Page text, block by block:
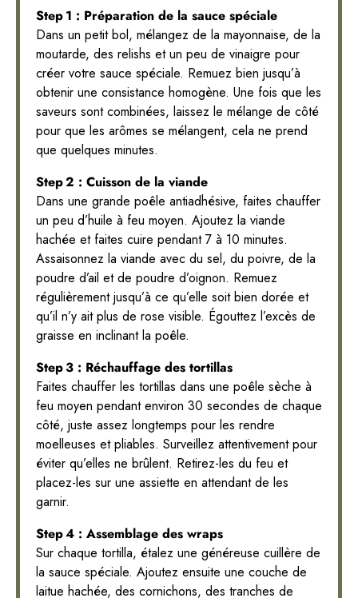
Step 1 : Préparation de la sauce spéciale
Dans un petit bol, mélangez de la mayonnaise, de la
moutarde, des relishs et un peu de vinaigre pour
créer votre sauce spéciale. Remuez bien jusqu’à
obtenir une consistance homogène. Une fois que les
saveurs sont combinées, laissez le mélange de côté
pour que les arômes se mélangent, cela ne prend
que quelques minutes.
Step 2 : Cuisson de la viande
Dans une grande poêle antiadhésive, faites chauffer
un peu d’huile à feu moyen. Ajoutez la viande
hachée et faites cuire pendant 7 à 10 minutes.
Assaisonnez la viande avec du sel, du poivre, de la
poudre d’ail et de poudre d’oignon. Remuez
régulièrement jusqu’à ce qu’elle soit bien dorée et
qu’il n’y ait plus de rose visible. Égouttez l’excès de
graisse en inclinant la poêle.
Step 3 : Réchauffage des tortillas
Faites chauffer les tortillas dans une poêle sèche à
feu moyen pendant environ 30 secondes de chaque
côté, juste assez longtemps pour les rendre
moelleuses et pliables. Surveillez attentivement pour
éviter qu’elles ne brûlent. Retirez-les du feu et
placez-les sur une assiette en attendant de les
garnir.
Step 4 : Assemblage des wraps
Sur chaque tortilla, étalez une généreuse cuillère de
la sauce spéciale. Ajoutez ensuite une couche de
laitue hachée, des cornichons, des tranches de